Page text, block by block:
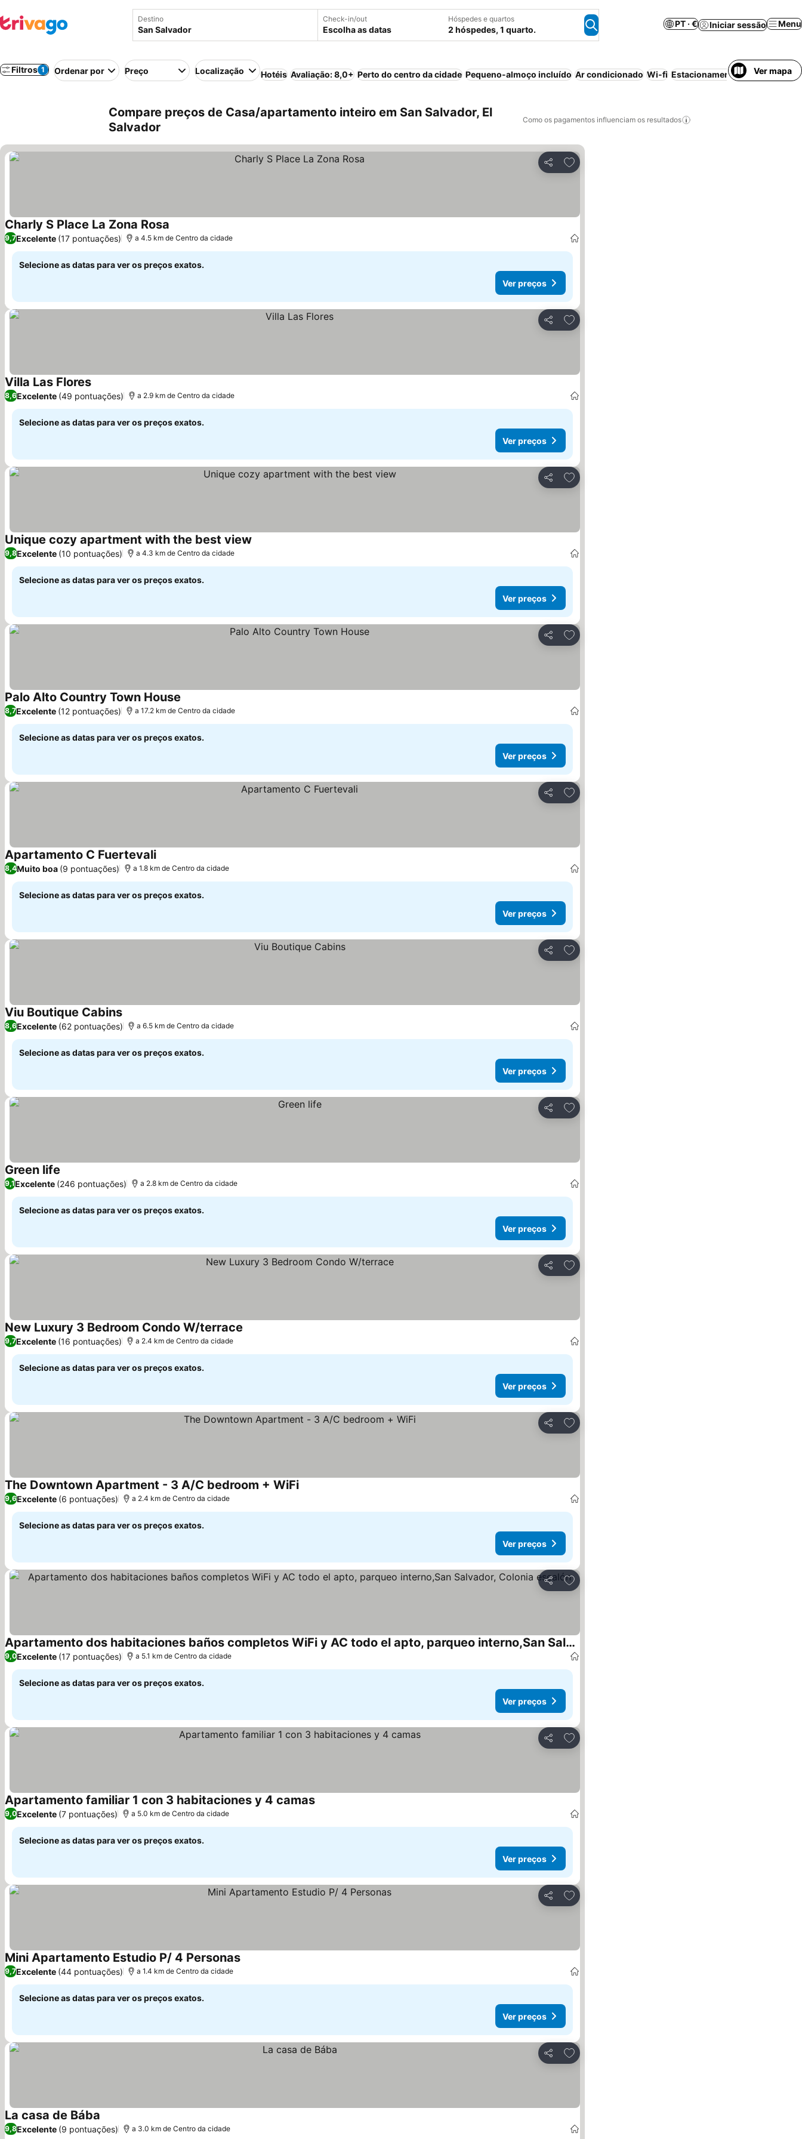
Destino Check-in/out
Escolha as datas
Hóspedes e quartos
2 hóspedes, 1 quarto.
PT · € Iniciar sessão Menu
Filtros 1 Ordenar por Preço Localização Hotéis Avaliação: 8,0+ Perto do centro da cidade Pequeno-almoço incluído Ar condicionado Wi-fi Estacionamento Aparthotel
Ver mapa
Compare preços de Casa/apartamento inteiro em San Salvador, El
Salvador
Como os pagamentos influenciam os resultados
Partilhar
Adicionar aos favoritos
Charly S Place La Zona Rosa
9,7Excelente (17 pontuações) a 4.5 km de Centro da cidade
Selecione as datas para ver os preços exatos.
Ver preços
Partilhar
Adicionar aos favoritos
Villa Las Flores
8,6Excelente (49 pontuações) a 2.9 km de Centro da cidade
Selecione as datas para ver os preços exatos.
Ver preços
Partilhar
Adicionar aos favoritos
Unique cozy apartment with the best view
9,8Excelente (10 pontuações) a 4.3 km de Centro da cidade
Selecione as datas para ver os preços exatos.
Ver preços
Partilhar
Adicionar aos favoritos
Palo Alto Country Town House
8,7Excelente (12 pontuações) a 17.2 km de Centro da cidade
Selecione as datas para ver os preços exatos.
Ver preços
Partilhar
Adicionar aos favoritos
Apartamento C Fuertevali
8,4Muito boa (9 pontuações) a 1.8 km de Centro da cidade
Selecione as datas para ver os preços exatos.
Ver preços
Partilhar
Adicionar aos favoritos
Viu Boutique Cabins
8,6Excelente (62 pontuações) a 6.5 km de Centro da cidade
Selecione as datas para ver os preços exatos.
Ver preços
Partilhar
Adicionar aos favoritos
Green life
9,1Excelente (246 pontuações) a 2.8 km de Centro da cidade
Selecione as datas para ver os preços exatos.
Ver preços
Partilhar
Adicionar aos favoritos
New Luxury 3 Bedroom Condo W/terrace
9,7Excelente (16 pontuações) a 2.4 km de Centro da cidade
Selecione as datas para ver os preços exatos.
Ver preços
Partilhar
Adicionar aos favoritos
The Downtown Apartment - 3 A/C bedroom + WiFi
9,6Excelente (6 pontuações) a 2.4 km de Centro da cidade
Selecione as datas para ver os preços exatos.
Ver preços
Partilhar
Adicionar aos favoritos
Apartamento dos habitaciones baños completos WiFi y AC todo el apto, parqueo interno,San Salvador, Colonia escalón
9,0Excelente (17 pontuações) a 5.1 km de Centro da cidade
Selecione as datas para ver os preços exatos.
Ver preços
Partilhar
Adicionar aos favoritos
Apartamento familiar 1 con 3 habitaciones y 4 camas
9,0Excelente (7 pontuações) a 5.0 km de Centro da cidade
Selecione as datas para ver os preços exatos.
Ver preços
Partilhar
Adicionar aos favoritos
Mini Apartamento Estudio P/ 4 Personas
9,7Excelente (44 pontuações) a 1.4 km de Centro da cidade
Selecione as datas para ver os preços exatos.
Ver preços
Partilhar
Adicionar aos favoritos
La casa de Bába
9,8Excelente (9 pontuações) a 3.0 km de Centro da cidade